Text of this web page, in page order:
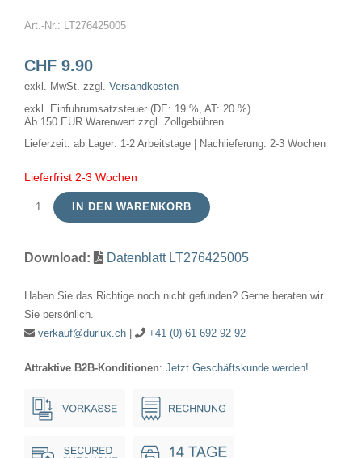
Art.-Nr.: LT276425005
CHF9.90
exkl. MwSt. zzgl. Versandkosten
exkl. Einfuhrumsatzsteuer (DE: 19 %, AT: 20 %)
Ab 150 EUR Warenwert zzgl. Zollgebühren.
Lieferzeit: ab Lager: 1-2 Arbeitstage | Nachlieferung: 2-3 Wochen
Lieferfrist 2-3 Wochen
LED
Fila
ST64x140
230V
2.9W
922
AC
IN DEN WARENKORB
Download: Datenblatt LT276425005
Haben Sie das Richtige noch nicht gefunden? Gerne beraten wir
Sie persönlich.
verkauf@durlux.ch| +41 (0) 61 692 92 92
Attraktive B2B-Konditionen: Jetzt Geschäftskunde werden!